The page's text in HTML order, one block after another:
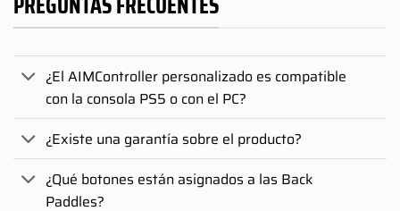
¿El AIMController personalizado es compatible
con la consola PS5 o con el PC?
¿Existe una garantía sobre el producto?
¿Qué botones están asignados a las Back
Paddles?